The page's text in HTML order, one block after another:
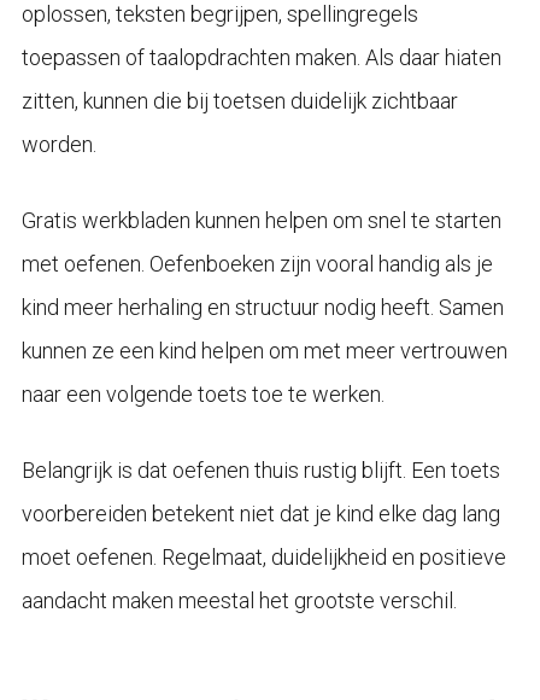
oplossen, teksten begrijpen, spellingregels
toepassen of taalopdrachten maken. Als daar hiaten
zitten, kunnen die bij toetsen duidelijk zichtbaar
worden.
Gratis werkbladen kunnen helpen om snel te starten
met oefenen. Oefenboeken zijn vooral handig als je
kind meer herhaling en structuur nodig heeft. Samen
kunnen ze een kind helpen om met meer vertrouwen
naar een volgende toets toe te werken.
Belangrijk is dat oefenen thuis rustig blijft. Een toets
voorbereiden betekent niet dat je kind elke dag lang
moet oefenen. Regelmaat, duidelijkheid en positieve
aandacht maken meestal het grootste verschil.